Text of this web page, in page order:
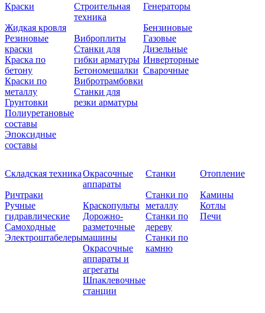
Краски
Жидкая кровля
Резиновые
краски
Краска по
бетону
Краски по
металлу
Грунтовки
Полиуретановые
составы
Эпоксидные
составы
Строительная
техника
Виброплиты
Станки для
гибки арматуры
Бетономешалки
Вибротрамбовки
Станки для
резки арматуры
Генераторы
Бензиновые
Газовые
Дизельные
Инверторные
Сварочные
Складская техника
Ричтраки
Ручные
гидравлические
Самоходные
Электроштабелеры
Окрасочные
аппараты
Краскопульты
Дорожно-
разметочные
машины
Окрасочные
аппараты и
агрегаты
Шпаклевочные
станции
Станки
Станки по
металлу
Станки по
дереву
Станки по
камню
Отопление
Камины
Котлы
Печи